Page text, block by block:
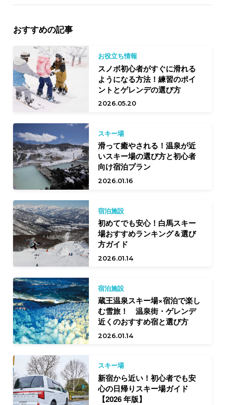
おすすめの記事
お役立ち情報
スノボ初心者がすぐに滑れる
ようになる方法！練習のポイ
ントとゲレンデの選び方
2026.05.20
スキー場
滑って癒やされる！温泉が近
いスキー場の選び方と初心者
向け宿泊プラン
2026.01.16
宿泊施設
初めてでも安心！白馬スキー
場おすすめランキング＆選び
方ガイド
2026.01.14
宿泊施設
蔵王温泉スキー場×宿泊で楽し
む雪旅！ 温泉街・ゲレンデ
近くのおすすめ宿と選び方
2026.01.14
スキー場
新宿から近い！初心者でも安
心の日帰りスキー場ガイド
【2026 年版】